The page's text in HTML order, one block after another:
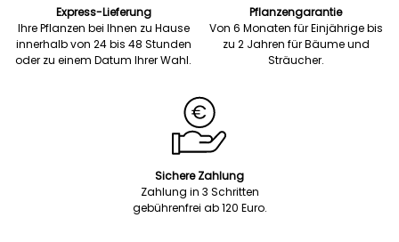
Express-Lieferung
Ihre Pflanzen bei Ihnen zu Hause
innerhalb von 24 bis 48 Stunden
oder zu einem Datum Ihrer Wahl.
Pflanzengarantie
Von 6 Monaten für Einjährige bis
zu 2 Jahren für Bäume und
Sträucher.
Sichere Zahlung
Zahlung in 3 Schritten
gebührenfrei ab 120 Euro.